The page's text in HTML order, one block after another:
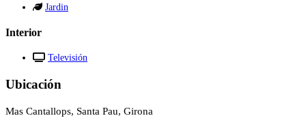
Jardin
Interior
Televisión
Ubicación
Mas Cantallops, Santa Pau, Girona